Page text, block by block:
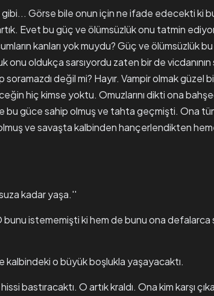
Görse bile onun için ne ifade edecekti ki
Evet bu güç ve ölümsüzlük onu tatmin
kanları yok muydu? Güç ve ölümsüzlük bu
onu oldukça sarsıyordu zaten bir de
değil mi? Hayır. Vampir olmak güzel
hiç kimse yoktu. Omuzlarını dikti ona
bu güce sahip olmuş ve tahta geçmişti. Ona
ve savaşta kalbinden hançerlendikten
kadar yaşa.''
bunu istememişti ki hem de bunu ona
kalbindeki o büyük boşlukla yaşayacaktı.
bastıracaktı. O artık kraldı. Ona kim karşı